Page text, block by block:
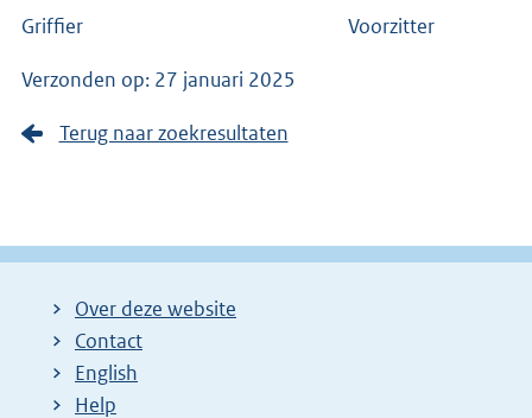
Griffier Voorzitter
Verzonden op: 27 januari 2025
Terug naar zoekresultaten
Over deze website
Contact
English
Help